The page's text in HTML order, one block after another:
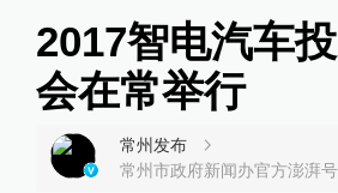
2017智电汽车
会在常举行
常州发布
常州市政府新闻办官方澎湃号